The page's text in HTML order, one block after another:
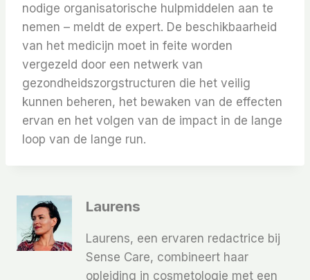
nodige organisatorische hulpmiddelen aan te
nemen – meldt de expert. De beschikbaarheid
van het medicijn moet in feite worden
vergezeld door een netwerk van
gezondheidszorgstructuren die het veilig
kunnen beheren, het bewaken van de effecten
ervan en het volgen van de impact in de lange
loop van de lange run.
Laurens
Laurens, een ervaren redactrice bij
Sense Care, combineert haar
opleiding in cosmetologie met een